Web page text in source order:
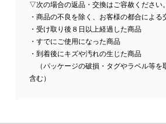
▽次の場合の返品・交換はご容赦ください。
・商品の不良を除く、お客様の都合による
・受け取り後８日以上経過した商品
・すでにご使用になった商品
・到着後にキズや汚れの生じた商品
（パッケージの破損・タグやラベル等を
含む）